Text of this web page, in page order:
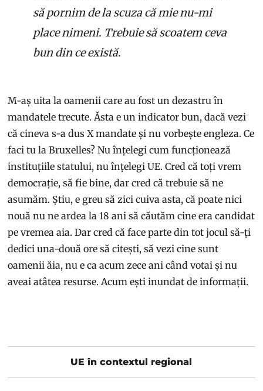
să pornim de la scuza că mie nu-mi
place nimeni. Trebuie să scoatem ceva
bun din ce există.
M-aș uita la oamenii care au fost un dezastru în
mandatele trecute. Ăsta e un indicator bun, dacă vezi
că cineva s-a dus X mandate și nu vorbește engleza. Ce
faci tu la Bruxelles? Nu înțelegi cum funcționează
instituțiile statului, nu înțelegi UE. Cred că toți vrem
democrație, să fie bine, dar cred că trebuie să ne
asumăm. Știu, e greu să zici cuiva asta, că poate nici
nouă nu ne ardea la 18 ani să căutăm cine era candidat
pe vremea aia. Dar cred că face parte din tot jocul să-ți
dedici una-două ore să citești, să vezi cine sunt
oamenii ăia, nu e ca acum zece ani când votai și nu
aveai atâtea resurse. Acum ești inundat de informații.
UE în contextul regional